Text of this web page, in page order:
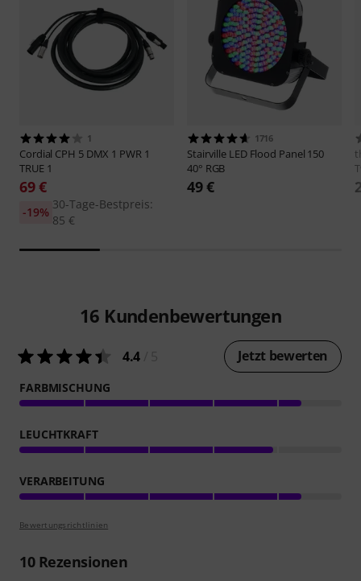
1
Cordial CPH 5 DMX 1 PWR 1
TRUE 1
69 €
30-Tage-Bestpreis:
85 €
-19%
1716
Stairville LED Flood Panel 150
40° RGB
49 €
16 Kundenbewertungen
4.4 Jetzt bewerten
FARBMISCHUNG
LEUCHTKRAFT
VERARBEITUNG
Bewertungsrichtlinien
10Rezensionen